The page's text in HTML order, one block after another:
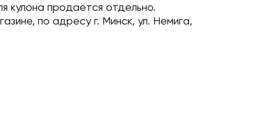
кулона продаётся отдельно.
по адресу г. Минск, ул. Немига,